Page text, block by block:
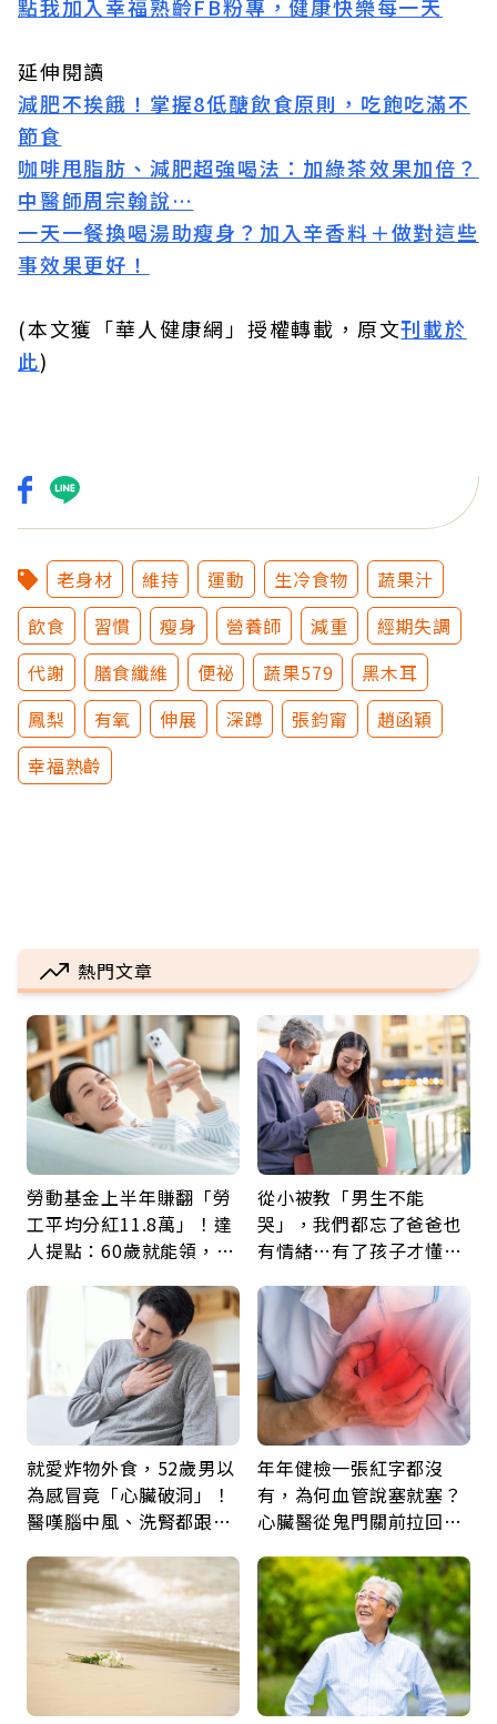
點我加入幸福熟齡FB粉專，健康快樂每一天
延伸閱讀
減肥不挨餓！掌握8低醣飲食原則，吃飽吃滿不
節食
咖啡甩脂肪、減肥超強喝法：加綠茶效果加倍？
中醫師周宗翰說…
一天一餐換喝湯助瘦身？加入辛香料＋做對這些
事效果更好！
(本文獲「華人健康網」授權轉載，原文刊載於
此)
老身材 維持 運動 生冷食物
蔬果汁
飲食
習慣 瘦身 營養師 減重
經期失調
代謝
膳食纖維 便祕 蔬果579
黑木耳
鳳梨
有氧 伸展 深蹲 張鈞甯
趙函穎
幸福熟齡
熱門文章
勞動基金上半年賺翻「勞
工平均分紅11.8萬」！達
人提點：60歲就能領，重
從小被教「男生不能
哭」，我們都忘了爸爸也
有情緒…有了孩子才懂：
久違的關心
就愛炸物外食，52歲男以
為感冒竟「心臟破洞」！
醫嘆腦中風、洗腎都跟它
救
年年健檢一張紅字都沒
有，為何血管說塞就塞？
心臟醫從鬼門關前拉回病
字